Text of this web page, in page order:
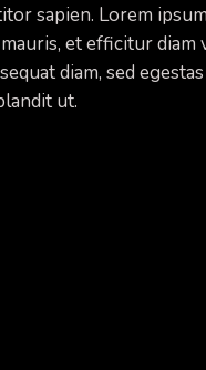
sapien. Lorem
et efficitur diam
diam, sed
ut.